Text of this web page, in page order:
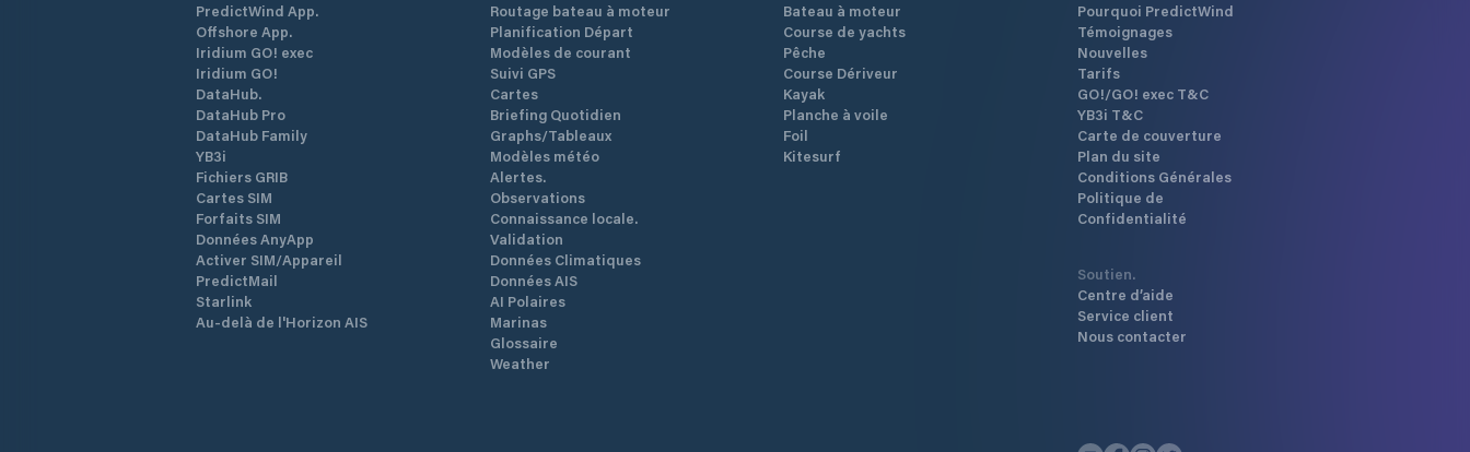
PredictWind App.
Offshore App.
Iridium GO! exec
Iridium GO!
DataHub.
DataHub Pro
DataHub Family
YB3i
Fichiers GRIB
Cartes SIM
Forfaits SIM
Données AnyApp
Activer SIM/Appareil
PredictMail
Starlink
Au-delà de l'Horizon AIS
Routage bateau à moteur
Planification Départ
Modèles de courant
Suivi GPS
Cartes
Briefing Quotidien
Graphs/Tableaux
Modèles météo
Alertes.
Observations
Connaissance locale.
Validation
Données Climatiques
Données AIS
AI Polaires
Marinas
Glossaire
Weather
Bateau à moteur
Course de yachts
Pêche
Course Dériveur
Kayak
Planche à voile
Foil
Kitesurf
Pourquoi PredictWind
Témoignages
Nouvelles
Tarifs
GO!/GO! exec T&C
YB3i T&C
Carte de couverture
Plan du site
Conditions Générales
Politique de
Confidentialité
Soutien.
Centre d’aide
Service client
Nous contacter